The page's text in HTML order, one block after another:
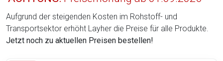
Aufgrund der steigenden Kosten im Rohstoff- und
Transportsektor erhöht Layher die Preise für alle Produkte.
Jetzt noch zu aktuellen Preisen bestellen!